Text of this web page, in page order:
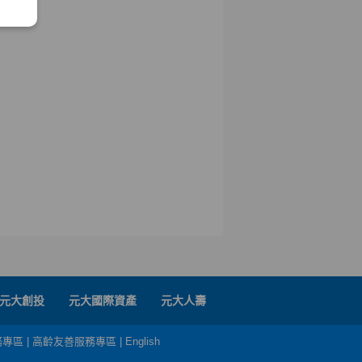
元大創投 元大國際資產 元大人壽
區 高齡友善服務專區 English